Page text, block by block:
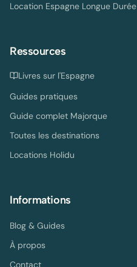
Location Espagne Longue Durée
Ressources
Livres sur l'Espagne
Guides pratiques
Guide complet Majorque
Toutes les destinations
Locations Holidu
Informations
Blog & Guides
À propos